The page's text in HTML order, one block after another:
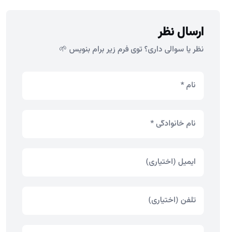
ارسال نظر
نظر یا سوالی داری؟ توی فرم زیر برام بنویس 🌱